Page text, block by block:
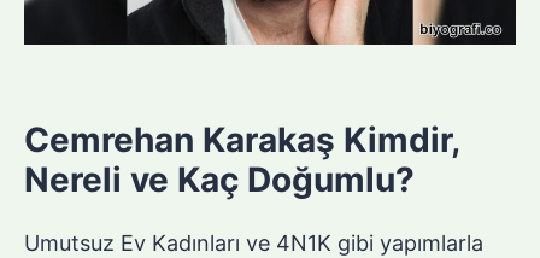
Cemrehan Karakaş Kimdir,
Nereli ve Kaç Doğumlu?
Umutsuz Ev Kadınları ve 4N1K gibi yapımlarla